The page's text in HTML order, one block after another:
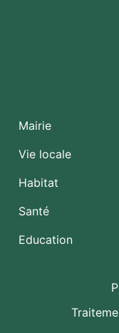
Mairie
Vie locale
Habitat
Santé
Education